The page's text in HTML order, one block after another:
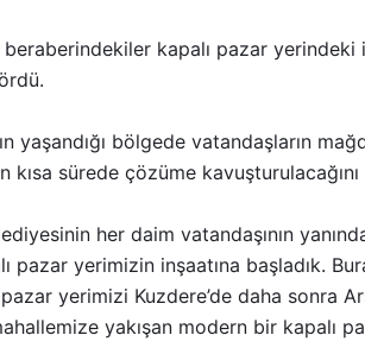
kapalı pazar yerindeki
yaşandığı bölgede vatandaşların
kısa sürede çözüme
her daim vatandaşının
pazar yerimizin inşaatına başladık.
yerimizi Kuzdere’de daha sonra
yakışan modern bir kapalı